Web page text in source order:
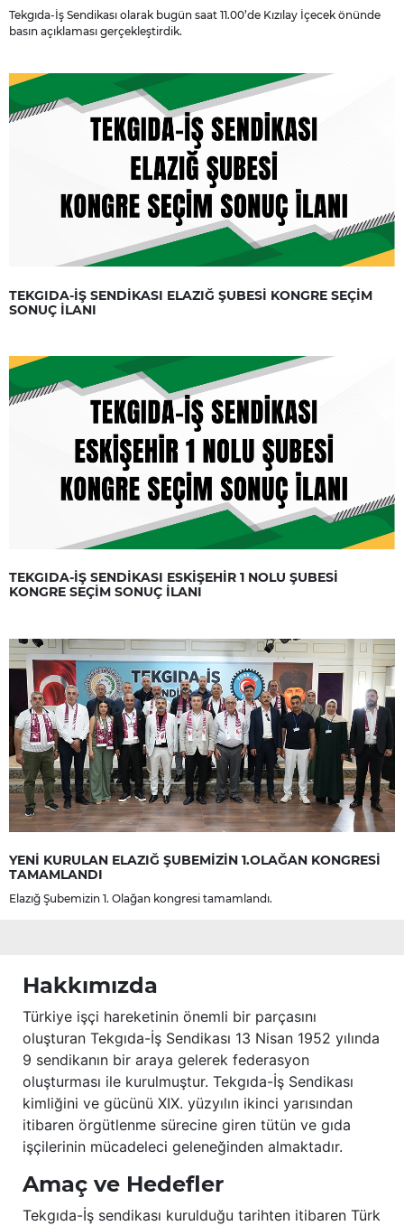
Tekgıda-İş Sendikası olarak bugün saat 11.00’de Kızılay İçecek önünde
basın açıklaması gerçekleştirdik.
TEKGIDA-İŞ SENDİKASI ELAZIĞ ŞUBESİ KONGRE SEÇİM
SONUÇ İLANI
TEKGIDA-İŞ SENDİKASI ESKİŞEHİR 1 NOLU ŞUBESİ
KONGRE SEÇİM SONUÇ İLANI
YENİ KURULAN ELAZIĞ ŞUBEMİZİN 1.OLAĞAN KONGRESİ
TAMAMLANDI
Elazığ Şubemizin 1. Olağan kongresi tamamlandı.
Hakkımızda
Türkiye işçi hareketinin önemli bir parçasını
oluşturan Tekgıda-İş Sendikası 13 Nisan 1952 yılında
9 sendikanın bir araya gelerek federasyon
oluşturması ile kurulmuştur. Tekgıda-İş Sendikası
kimliğini ve gücünü XIX. yüzyılın ikinci yarısından
itibaren örgütlenme sürecine giren tütün ve gıda
işçilerinin mücadeleci geleneğinden almaktadır.
Amaç ve Hedefler
Tekgıda-İş sendikası kurulduğu tarihten itibaren Türk